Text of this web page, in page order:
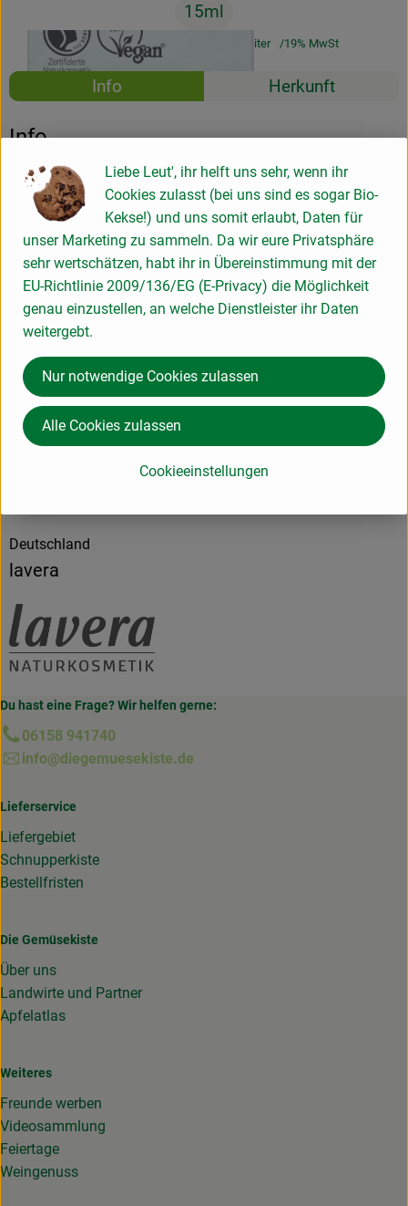
15ml
#4789 11,49 €/ 15ml / Liter 19% MwSt
Rezepte
Info Herkunft
Info
Unsere basis sensitiv Anti-Falten Augencreme mit Bio-Malve
& Bio-Sheabutter wirkt den Anzeichen von Hautalterung auf
natürliche Weise entgegen
Produktinformationen
Produktdatenblatt
Herkunft
Deutschland
lavera
Du hast eine Frage? Wir helfen gerne:
06158 941740
info@diegemuesekiste.de
Lieferservice
Liefergebiet
Schnupperkiste
Bestellfristen
Die Gemüsekiste
Über uns
Landwirte und Partner
Apfelatlas
Weiteres
Freunde werben
Videosammlung
Feiertage
Weingenuss
Liebe Leut', ihr helft uns sehr, wenn ihr
Cookies zulasst (bei uns sind es sogar Bio-
Kekse!) und uns somit erlaubt, Daten für
unser Marketing zu sammeln. Da wir eure Privatsphäre
sehr wertschätzen, habt ihr in Übereinstimmung mit der
EU-Richtlinie 2009/136/EG (E-Privacy) die Möglichkeit
genau einzustellen, an welche Dienstleister ihr Daten
weitergebt.
Cookieeinstellungen
Nur notwendige Cookies zulassen
Alle Cookies zulassen